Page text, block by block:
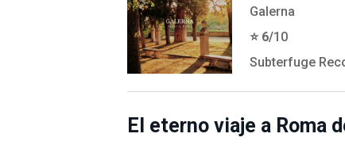
Galerna
⭐️ 6/10
Subterfuge
El eterno viaje a Roma